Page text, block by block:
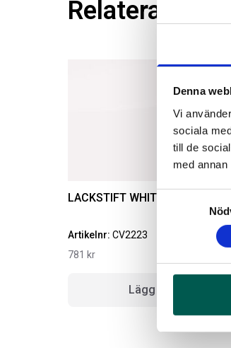
Denna
Vi
sociala
till de
med
Samtyckesval
Relaterade
LACKSTIFT WHITE DIAMOND
Artikelnr: CV2223
781 kr
Lägg i varukorg